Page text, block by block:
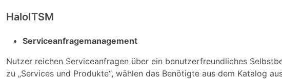
HaloITSM
Serviceanfragemanagement
Nutzer reichen Serviceanfragen über ein benutzerfreundliches
zu „Services und Produkte“, wählen das Benötigte aus dem Katalog